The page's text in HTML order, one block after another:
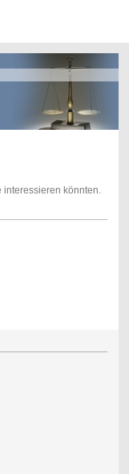
könnten.